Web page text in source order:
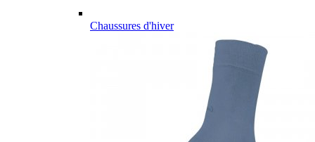
Chaussures d'hiver